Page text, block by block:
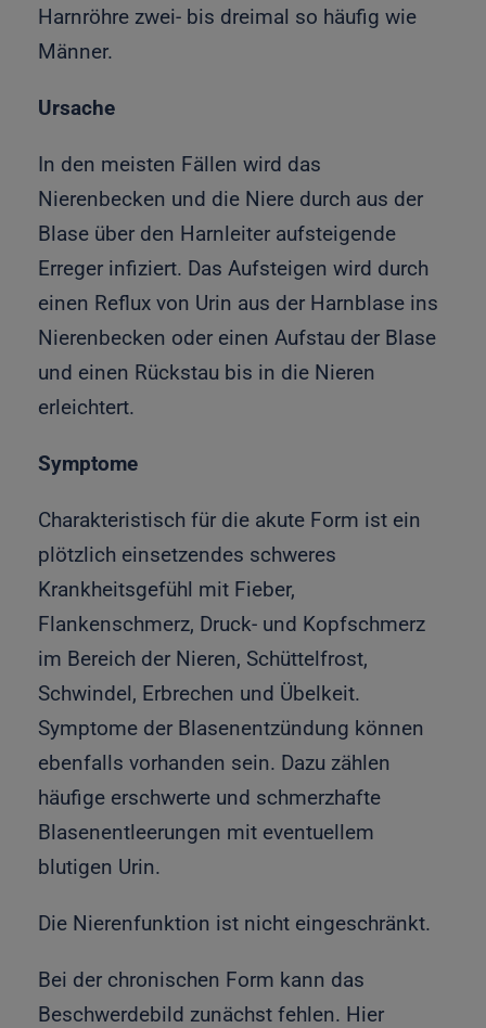
Harnröhre zwei- bis dreimal so häufig wie
Männer.
Ursache
In den meisten Fällen wird das
Nierenbecken und die Niere durch aus der
Blase über den Harnleiter aufsteigende
Erreger infiziert. Das Aufsteigen wird durch
einen Reflux von Urin aus der Harnblase ins
Nierenbecken oder einen Aufstau der Blase
und einen Rückstau bis in die Nieren
erleichtert.
Symptome
Charakteristisch für die akute Form ist ein
plötzlich einsetzendes schweres
Krankheitsgefühl mit Fieber,
Flankenschmerz, Druck- und Kopfschmerz
im Bereich der Nieren, Schüttelfrost,
Schwindel, Erbrechen und Übelkeit.
Symptome der Blasenentzündung können
ebenfalls vorhanden sein. Dazu zählen
häufige erschwerte und schmerzhafte
Blasenentleerungen mit eventuellem
blutigen Urin.
Die Nierenfunktion ist nicht eingeschränkt.
Bei der chronischen Form kann das
Beschwerdebild zunächst fehlen. Hier